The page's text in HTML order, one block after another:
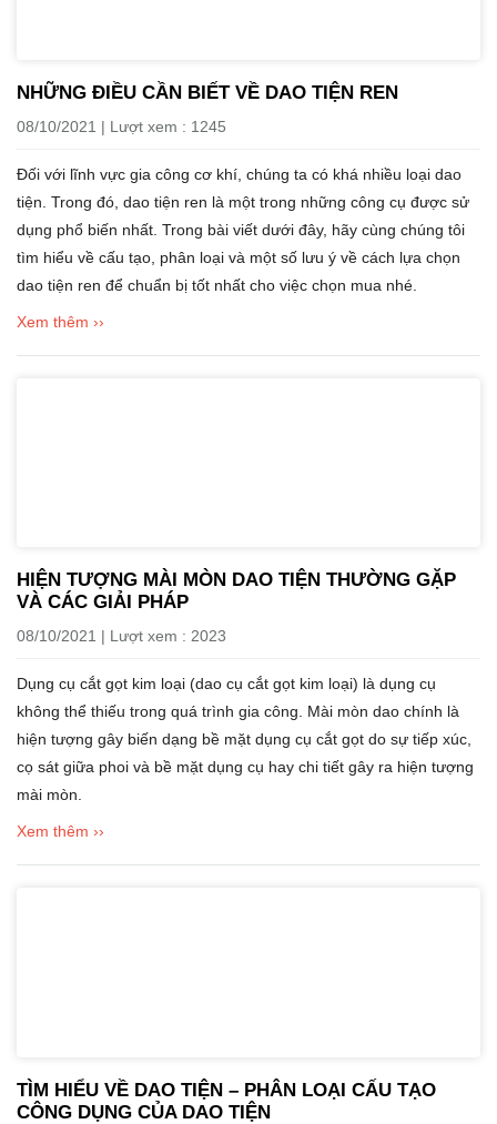
NHỮNG ĐIỀU CẦN BIẾT VỀ DAO TIỆN REN
08/10/2021 | Lượt xem : 1245
Đối với lĩnh vực gia công cơ khí, chúng ta có khá nhiều loại dao
tiện. Trong đó, dao tiện ren là một trong những công cụ được sử
dụng phổ biến nhất. Trong bài viết dưới đây, hãy cùng chúng tôi
tìm hiểu về cấu tạo, phân loại và một số lưu ý về cách lựa chọn
dao tiện ren để chuẩn bị tốt nhất cho việc chọn mua nhé.
Xem thêm ››
HIỆN TƯỢNG MÀI MÒN DAO TIỆN THƯỜNG GẶP
VÀ CÁC GIẢI PHÁP
08/10/2021 | Lượt xem : 2023
Dụng cụ cắt gọt kim loại (dao cụ cắt gọt kim loại) là dụng cụ
không thể thiếu trong quá trình gia công. Mài mòn dao chính là
hiện tượng gây biến dạng bề mặt dụng cụ cắt gọt do sự tiếp xúc,
cọ sát giữa phoi và bề mặt dụng cụ hay chi tiết gây ra hiện tượng
mài mòn.
Xem thêm ››
TÌM HIỂU VỀ DAO TIỆN – PHÂN LOẠI CẤU TẠO
CÔNG DỤNG CỦA DAO TIỆN